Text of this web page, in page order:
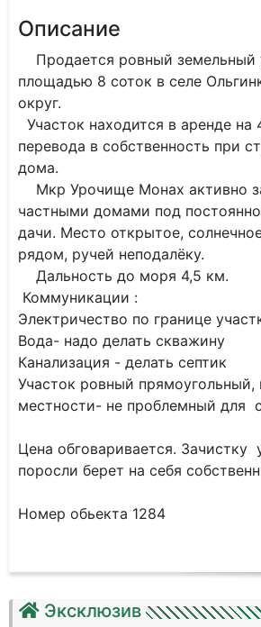
Описание
Продается ровный земельный
площадью 8 соток в селе
округ.
Участок находится в аренде на
перевода в собственность при
дома.
Мкр Урочище Монах активно
частными домами под
дачи. Место открытое,
рядом, ручей неподалёку.
Дальность до моря 4,5 км.
Коммуникации :
Электричество по границе
Вода- надо делать скважину
Канализация - делать септик
Участок ровный прямоугольный,
местности- не проблемный для
Цена обговаривается. Зачистку
поросли берет на себя
Номер обьекта 1284
Эксклюзив